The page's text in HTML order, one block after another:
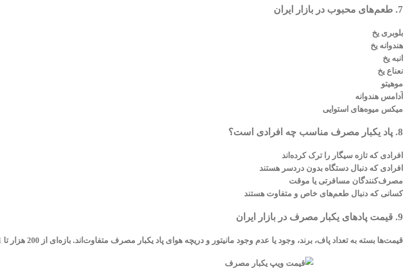
7. طعم‌های محبوب در بازار ایران
بلوبری یخ
هندوانه یخ
انبه یخ
نعناع یخ
موهیتو
آدامس هندوانه
میکس میوه‌های استوایی
8. پاد یکبار مصرف مناسب چه افرادی است؟
افرادی که تازه سیگار را ترک کرده‌اند
افرادی که دنبال دستگاه بدون دردسر هستند
مصرف‌کنندگان مسافرتی یا موقت
کسانی که دنبال طعم‌های خاص و متفاوت هستند
9. قیمت پادهای یکبار مصرف در بازار ایران
قیمت‌ها بسته به تعداد پاف، برند، وجود یا عدم وجود مانیتور و دریچه هوای پاد یکبار مصرف متفاوت‌اند. بازه‌ای از 200 هزار تا 1 میلیون تومان برای پادهای بین 600 تا 20000 پاف رایج است.